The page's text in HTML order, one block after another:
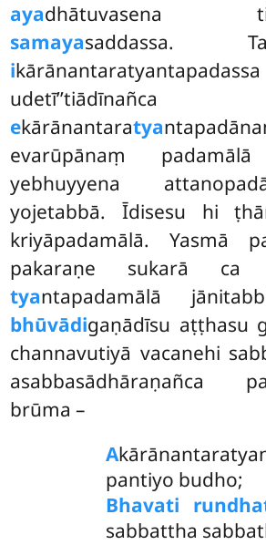
ayadhātuvasena
samayasaddassa.
i
udetī’’tiādīnañca
ekārānantaratya
evarūpānaṃ
yebhuyyena
yojetabbā. Īdisesu hi
kriyāpadamālā. Yasmā
pakaraṇe sukarā ca
tyantapadamālā
bhūvādigaṇādīsu aṭṭhasu
channavutiyā vacanehi
asabbasādhāraṇañca
brūma –
A
pantiyo budho;
Bhavati
sabbattha